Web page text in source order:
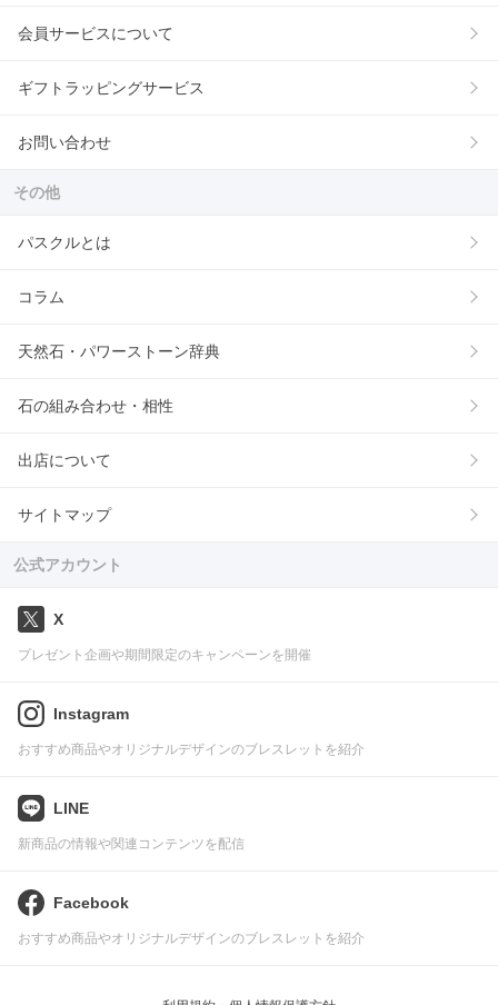
会員サービスについて
ギフトラッピングサービス
お問い合わせ
その他
パスクルとは
コラム
天然石・パワーストーン辞典
石の組み合わせ・相性
出店について
サイトマップ
公式アカウント
X
プレゼント企画や期間限定のキャンペーンを開催
Instagram
おすすめ商品やオリジナルデザインのブレスレットを紹介
LINE
新商品の情報や関連コンテンツを配信
Facebook
おすすめ商品やオリジナルデザインのブレスレットを紹介